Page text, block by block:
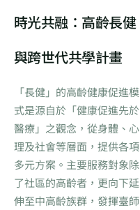
時光共融：高齡長健
與跨世代共學計畫
「長健」的高齡健康促進模
式是源自於「健康促進先於
醫療」之觀念，從身體、心
理及社會等層面，提供各項
多元方案。主要服務對象除
了社區的高齡者，更向下延
伸至中高齡族群，發揮臺師